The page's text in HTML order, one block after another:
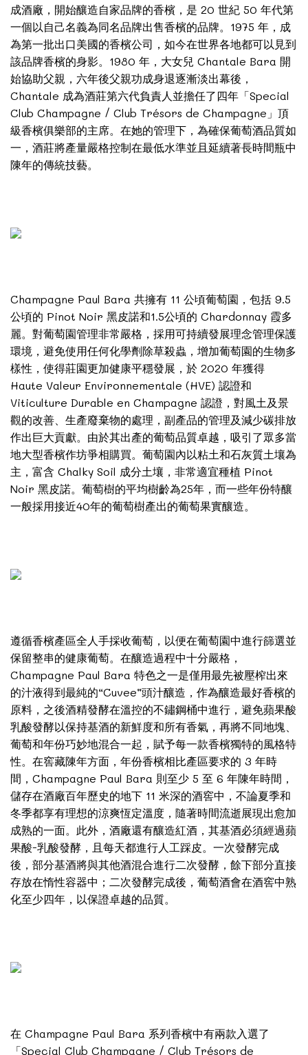
成酒廠，開始釀造自家品牌的香檳，是 20 世紀 50 年代第
一個以自己名義為同名品牌出售香檳的品牌。1975 年，成
為第一批出口美國的香檳公司，如今在世界各地都可以見到
該品牌香檳的身影。1980 年，大女兒 Chantale Bara 開
始協助父親，六年後父親功成身退逐漸淡出幕後，
Chantale 成為酒莊第六代負責人並擔任了四年「Special
Club Champagne / Club Trésors de Champagne」頂
級香檳俱樂部的主席。在她的管理下，為確保葡萄酒品質如
一，酒莊將產量嚴格控制在最低水準並且延續著長時間瓶中
陳年的傳統技藝。
Champagne Paul Bara 共擁有 11 公頃葡萄園，包括 9.5
公頃的 Pinot Noir 黑皮諾和1.5公頃的 Chardonnay 霞多
麗。對葡萄園管理非常嚴格，採用可持續發展理念管理保護
環境，避免使用任何化學劑除草殺蟲，增加葡萄園的生物多
樣性，使得莊園更加健康平穩發展，於 2020 年獲得
Haute Valeur Environnementale (HVE) 認證和
Viticulture Durable en Champagne 認證，對風土及景
觀的改善、生產廢棄物的處理，副產品的管理及減少碳排放
作出巨大貢獻。由於其出產的葡萄品質卓越，吸引了眾多當
地大型香檳作坊爭相購買。葡萄園內以粘土和石灰質土壤為
主，富含 Chalky Soil 成分土壤，非常適宜種植 Pinot
Noir 黑皮諾。葡萄樹的平均樹齡為25年，而一些年份特釀
一般採用接近40年的葡萄樹產出的葡萄果實釀造。
遵循香檳產區全人手採收葡萄，以便在葡萄園中進行篩選並
保留整串的健康葡萄。在釀造過程中十分嚴格，
Champagne Paul Bara 特色之一是僅用最先被壓榨出來
的汁液得到最純的“Cuvee”頭汁釀造，作為釀造最好香檳的
原料，之後酒精發酵在溫控的不鏽鋼桶中進行，避免蘋果酸
乳酸發酵以保持基酒的新鮮度和所有香氣，再將不同地塊、
葡萄和年份巧妙地混合一起，賦予每一款香檳獨特的風格特
性。在窖藏陳年方面，年份香檳相比產區要求的 3 年時
間，Champagne Paul Bara 則至少 5 至 6 年陳年時間，
儲存在酒廠百年歷史的地下 11 米深的酒窖中，不論夏季和
冬季都享有理想的涼爽恆定溫度，隨著時間流逝展現出愈加
成熟的一面。此外，酒廠還有釀造紅酒，其基酒必須經過蘋
果酸-乳酸發酵，且每天都進行人工踩皮。一次發酵完成
後，部分基酒將與其他酒混合進行二次發酵，餘下部分直接
存放在惰性容器中；二次發酵完成後，葡萄酒會在酒窖中熟
化至少四年，以保證卓越的品質。
在 Champagne Paul Bara 系列香檳中有兩款入選了
「Special Club Champagne / Club Trésors de